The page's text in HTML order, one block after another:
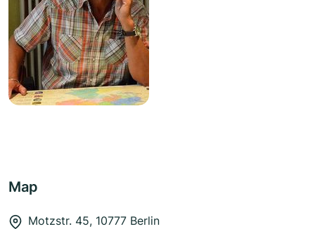
Map
Motzstr. 45, 10777 Berlin